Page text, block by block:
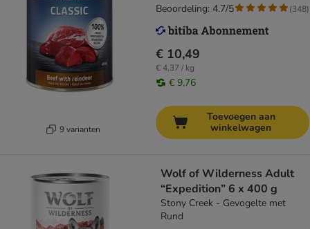
9 varianten
€ 10,49
€ 4,37 / kg
€ 9,76
Beoordeling: 4.7/5 (348)
Toevoegen aan
winkelwagen
Wolf of Wilderness Adult
“Expedition” 6 x 400 g
Stony Creek - Gevogelte met
Rund